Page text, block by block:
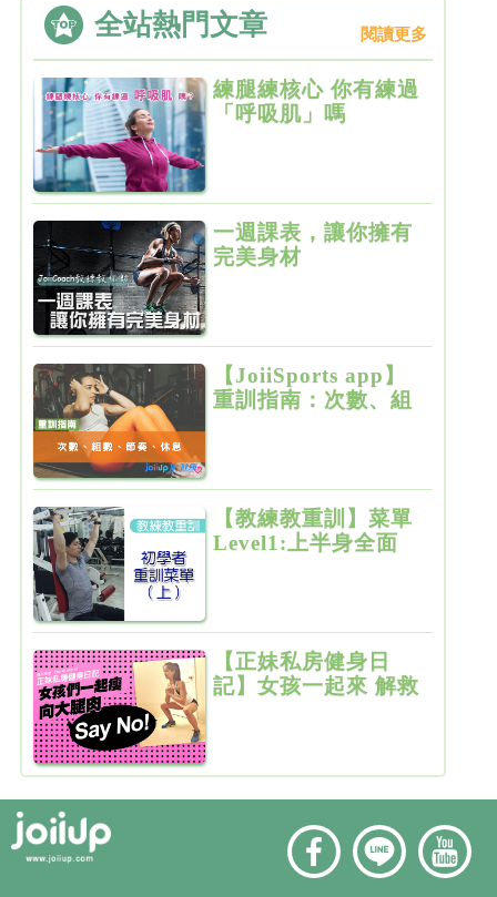
全站熱門文章 閱讀更多
練腿練核心 你有練過
「呼吸肌」嗎
一週課表，讓你擁有
完美身材
【JoiiSports app】
重訓指南：次數、組
【教練教重訓】菜單
Level1:上半身全面
【正妹私房健身日
記】女孩一起來 解救